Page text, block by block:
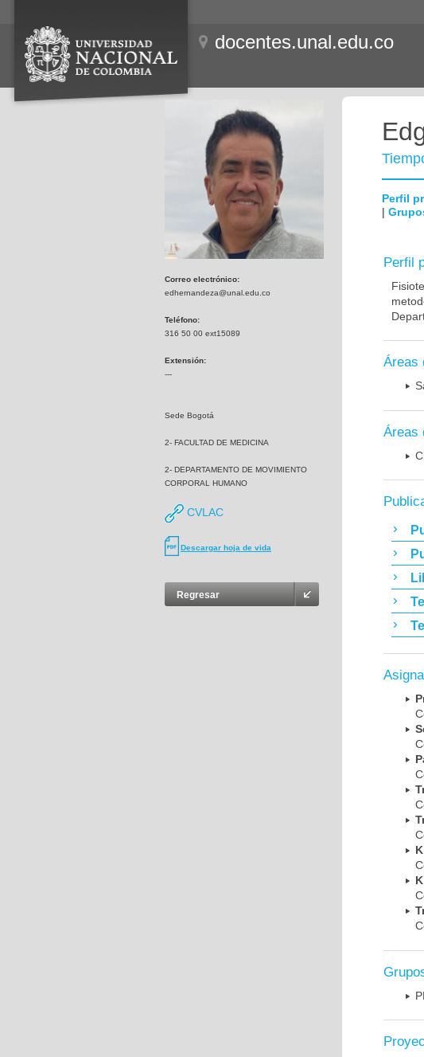
docentes.unal.edu.co
Correo electrónico:
edhernandeza@unal.edu.co
Teléfono:
316 50 00 ext15089
Extensión:
---
Sede Bogotá
2- FACULTAD DE MEDICINA
2- DEPARTAMENTO DE MOVIMIENTO
CORPORAL HUMANO
CVLAC
Descargar hoja de vida
Regresar
Perfil
|
Perfil
Áreas
Áreas